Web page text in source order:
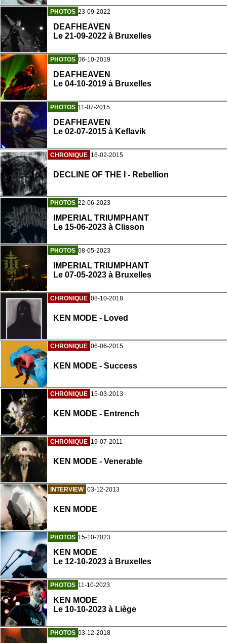
PHOTOS 23-09-2022
DEAFHEAVEN
Le 21-09-2022 à Bruxelles
PHOTOS 06-10-2019
DEAFHEAVEN
Le 04-10-2019 à Bruxelles
PHOTOS 11-07-2015
DEAFHEAVEN
Le 02-07-2015 à Keflavik
CHRONIQUE 16-02-2015
DECLINE OF THE I - Rebellion
PHOTOS 22-06-2023
IMPERIAL TRIUMPHANT
Le 15-06-2023 à Clisson
PHOTOS 08-05-2023
IMPERIAL TRIUMPHANT
Le 07-05-2023 à Bruxelles
CHRONIQUE 08-10-2018
KEN MODE - Loved
CHRONIQUE 06-06-2015
KEN MODE - Success
CHRONIQUE 15-03-2013
KEN MODE - Entrench
CHRONIQUE 19-07-2011
KEN MODE - Venerable
INTERVIEW 03-12-2013
KEN MODE
PHOTOS 15-10-2023
KEN MODE
Le 12-10-2023 à Bruxelles
PHOTOS 11-10-2023
KEN MODE
Le 10-10-2023 à Liège
PHOTOS 03-12-2018